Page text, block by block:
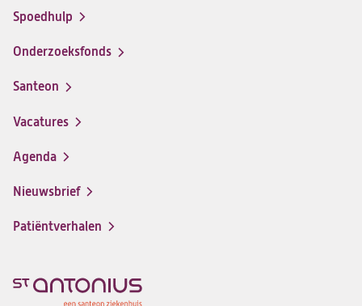
Spoedhulp
Onderzoeksfonds
Santeon
(opent
in
nieuwe
Vacatures
(opent
in
nieuwe
Agenda
Nieuwsbrief
Patiëntverhalen